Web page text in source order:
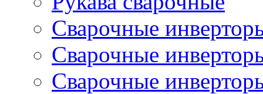
Сварочные
Сварочные
Сварочные